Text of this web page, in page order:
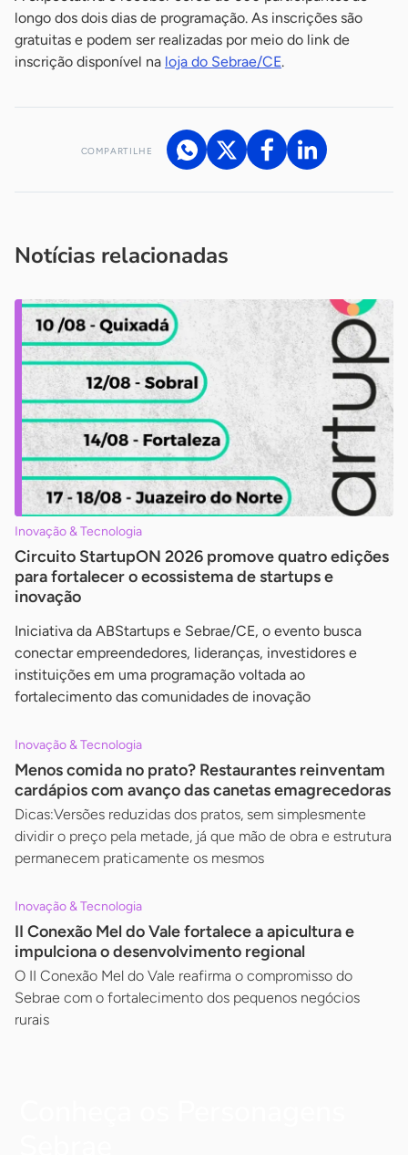
longo dos dois dias de programação. As inscrições são
gratuitas e podem ser realizadas por meio do link de
inscrição disponível na loja do Sebrae/CE.
COMPARTILHE
Notícias relacionadas
Inovação & Tecnologia
Circuito StartupON 2026 promove quatro edições
para fortalecer o ecossistema de startups e
inovação
Iniciativa da ABStartups e Sebrae/CE, o evento busca
conectar empreendedores, lideranças, investidores e
instituições em uma programação voltada ao
fortalecimento das comunidades de inovação
Inovação & Tecnologia
Menos comida no prato? Restaurantes reinventam
cardápios com avanço das canetas emagrecedoras
Dicas:Versões reduzidas dos pratos, sem simplesmente
dividir o preço pela metade, já que mão de obra e estrutura
permanecem praticamente os mesmos
Inovação & Tecnologia
II Conexão Mel do Vale fortalece a apicultura e
impulciona o desenvolvimento regional
O II Conexão Mel do Vale reafirma o compromisso do
Sebrae com o fortalecimento dos pequenos negócios
rurais